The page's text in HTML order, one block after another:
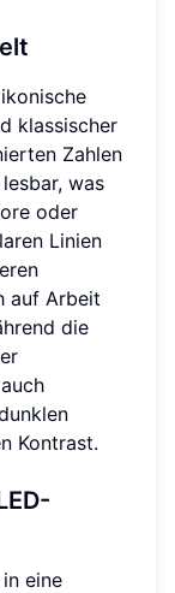
klassischer
Zahlen
was
oder
Linien
auf Arbeit
die
Kontrast.
eine